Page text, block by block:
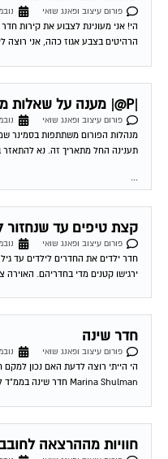
הי! אני מעונינת לצבוע את קירות
הרהיטים בצבע אגוז כהה, אני רוצה
|P@| מענה על שאלות משתתפי הפורום
פורום עיצוב ופאנג שואי
נובמבר
תענינה החל מתאריך זה. נא להתאזר
קצת טיפים עד שנחזור
פורום עיצוב ופאנג שואי
נובמבר
ירגישו קטנים מדי בחדריהם. האוירה
חדר שינה
פורום עיצוב ופאנג שואי
Marina Shulman חדר שינה בממ"ד לשרית שלום, ניתן למקם חדר שינה בממ"ד...
חוויות מההרצאה
פורום עיצוב ופאנג שואי
נובמבר